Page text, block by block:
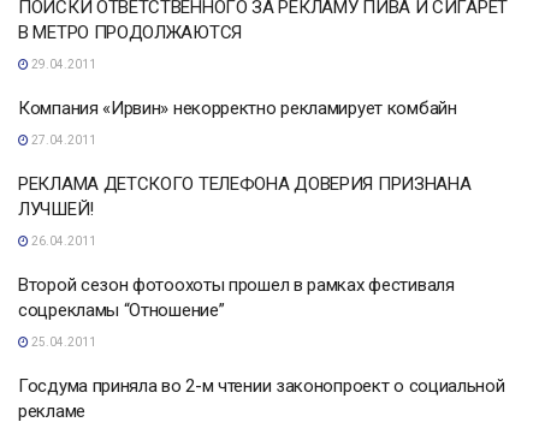
ПОИСКИ ОТВЕТСТВЕННОГО ЗА РЕКЛАМУ ПИВА И СИГАРЕТ
В МЕТРО ПРОДОЛЖАЮТСЯ
29.04.2011
Компания «Ирвин» некорректно рекламирует комбайн
27.04.2011
РЕКЛАМА ДЕТСКОГО ТЕЛЕФОНА ДОВЕРИЯ ПРИЗНАНА
ЛУЧШЕЙ!
26.04.2011
Второй сезон фотоохоты прошел в рамках фестиваля
соцрекламы “Отношение”
25.04.2011
Госдума приняла во 2-м чтении законопроект о социальной
рекламе